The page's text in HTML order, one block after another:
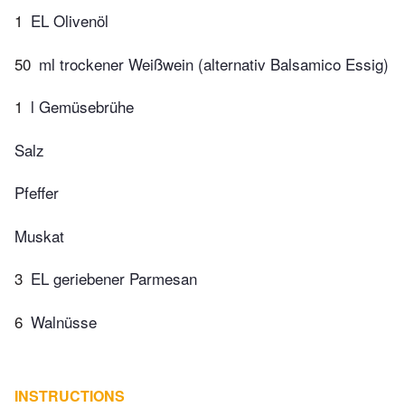
1 EL Olivenöl
50 ml trockener Weißwein (alternativ Balsamico Essig)
1 l Gemüsebrühe
Salz
Pfeffer
Muskat
3 EL geriebener Parmesan
6 Walnüsse
INSTRUCTIONS